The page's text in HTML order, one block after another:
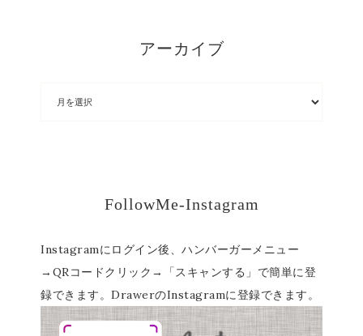
アーカイブ
FollowMe-Instagram
Instagramにログイン後、ハンバーガーメニュー
→QRコードクリック→「スキャンする」で簡単に登
録できます。DrawerのInstagramに登録できます。